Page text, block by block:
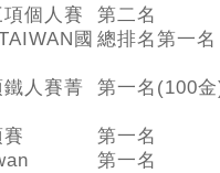
個人賽
第二名
國 總排名第一名
人賽菁
第一名(100
第一名
第一名